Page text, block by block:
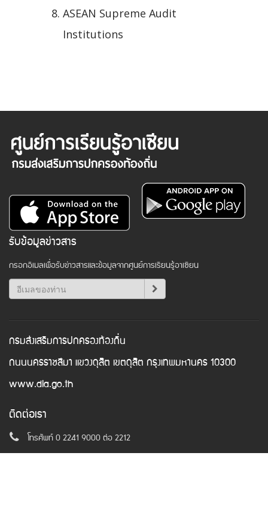
ASEAN Supreme Audit
Institutions
รับข้อมูลข่าวสาร
กรอกอีเมลเพื่อรับข่าวสารและข้อมูลจากศูนย์การเรียนรู้อาเซียน
กรมส่งเสริมการปกครองท้องถิ่น
ถนนนครราชสีมา แขวงดุสิต เขตดุสิต กรุงเทพมหานคร 10300
www.dla.go.th
ติดต่อเรา
โทรศัพท์ 0 2241 9000 ต่อ 2212